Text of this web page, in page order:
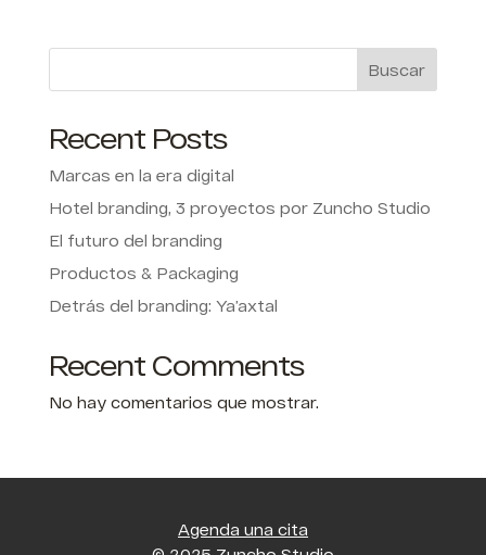
Buscar
Recent Posts
Marcas en la era digital
Hotel branding, 3 proyectos por Zuncho Studio
El futuro del branding
Productos & Packaging
Detrás del branding: Ya’axtal
Recent Comments
No hay comentarios que mostrar.
Agenda una cita